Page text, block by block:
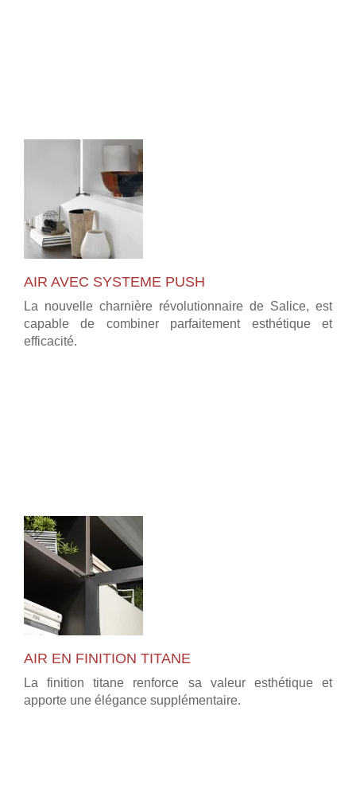
AIR AVEC SYSTEME PUSH
La nouvelle charnière révolutionnaire de Salice, est
capable de combiner parfaitement esthétique et
efficacité.
AIR EN FINITION TITANE
La finition titane renforce sa valeur esthétique et
apporte une élégance supplémentaire.